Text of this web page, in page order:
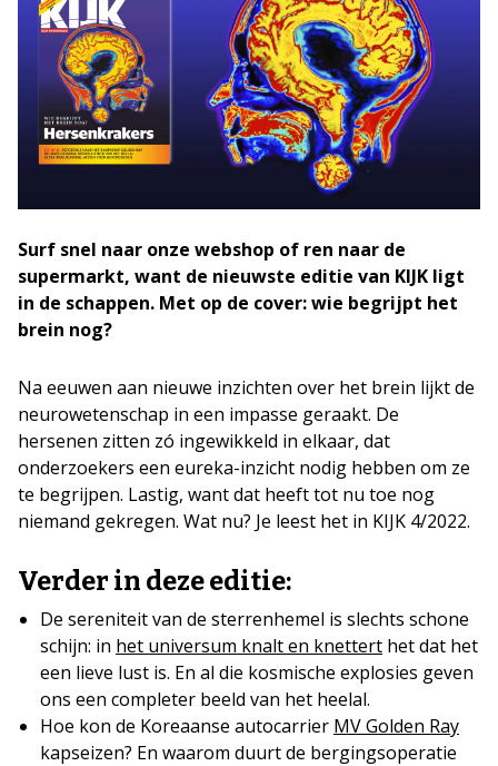
Surf snel naar onze webshop of ren naar de
supermarkt, want de nieuwste editie van KIJK ligt
in de schappen. Met op de cover: wie begrijpt het
brein nog?
Na eeuwen aan nieuwe inzichten over het brein lijkt de
neurowetenschap in een impasse geraakt. De
hersenen zitten zó ingewikkeld in elkaar, dat
onderzoekers een eureka-inzicht nodig hebben om ze
te begrijpen. Lastig, want dat heeft tot nu toe nog
niemand gekregen. Wat nu? Je leest het in KIJK 4/2022.
Verder in deze editie:
De sereniteit van de sterrenhemel is slechts schone
schijn: in het universum knalt en knettert het dat het
een lieve lust is. En al die kosmische explosies geven
ons een completer beeld van het heelal.
Hoe kon de Koreaanse autocarrier MV Golden Ray
kapseizen? En waarom duurt de bergingsoperatie